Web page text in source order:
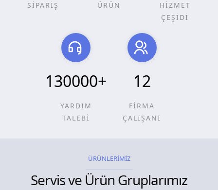
SİPARİŞ ÜRÜN
HİZMET
ÇEŞİDİ
130000+
YARDIM
TALEBİ
12
FİRMA
ÇALIŞANI
ÜRÜNLERİMİZ
Servis ve Ürün Gruplarımız